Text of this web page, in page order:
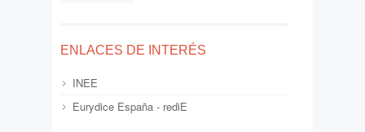
ENLACES DE INTERÉS
INEE
Eurydice España - rediE